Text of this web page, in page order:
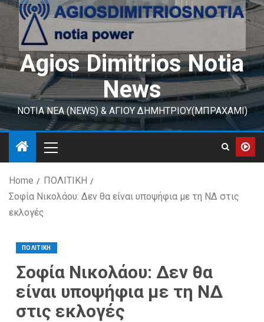
Agios Dimitrios Notia
News
ΝΟΤΙΑ ΝΕΑ (NEWS) & ΑΓΙΟΥ ΔΗΜΗΤΡΙΟΥ(ΜΠΡΑΧΑΜΙ)
Home
ΠΟΛΙΤΙΚΗ
Σοφία Νικολάου: Δεν θα είναι υποψήφια με τη ΝΔ στις
εκλογές
ΠΟΛΙΤΙΚΗ
Σοφία Νικολάου: Δεν θα
είναι υποψήφια με τη ΝΔ
στις εκλογές